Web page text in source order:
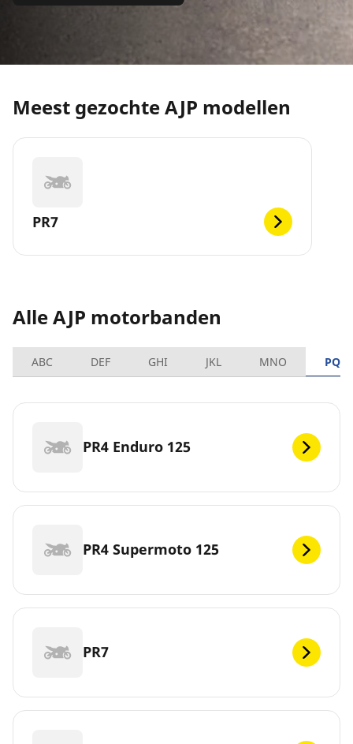
Meest gezochte AJP modellen
PR7
Alle AJP motorbanden
ABC DEF GHI JKL MNO PQRS
PR4 Enduro 125
PR4 Supermoto 125
PR7